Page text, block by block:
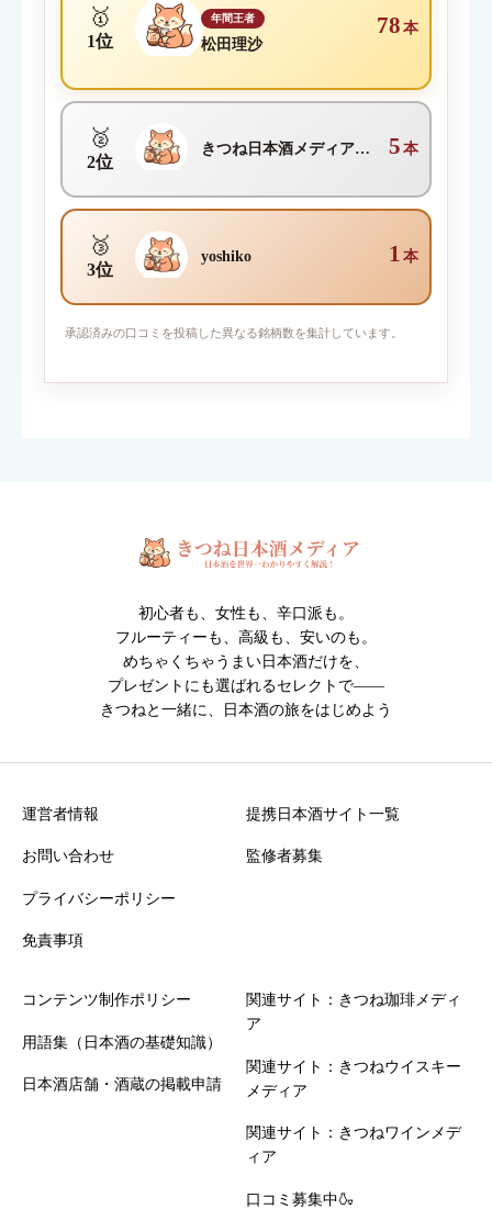
写真を添付
・投稿内容は運営確認後に公開されます
🥇
1位
年間王者
松田理沙
78 本
🥈
2位
きつね日本酒メディア編集部 5 本
🥉
3位
yoshiko 1 本
承認済みの口コミを投稿した異なる銘柄数を集計しています。
初心者も、女性も、辛口派も。
フルーティーも、高級も、安いのも。
めちゃくちゃうまい日本酒だけを、
プレゼントにも選ばれるセレクトで――
きつねと一緒に、日本酒の旅をはじめよう
運営者情報
お問い合わせ
プライバシーポリシー
免責事項
提携日本酒サイト一覧
監修者募集
コンテンツ制作ポリシー
用語集（日本酒の基礎知識）
日本酒店舗・酒蔵の掲載申請
関連サイト：きつね珈琲メディ
ア
関連サイト：きつねウイスキー
メディア
関連サイト：きつねワインメデ
ィア
口コミ募集中🍶